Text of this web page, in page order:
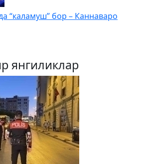
“каламуш” бор – Каннаваро
янгиликлар